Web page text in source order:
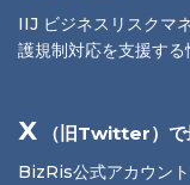
IIJ ビジネスリスクマ
護規制対応を支援する
X （旧Twitter）で
BizRis公式アカウント